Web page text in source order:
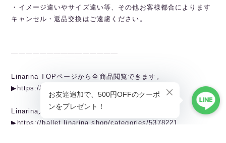
・イメージ違いやサイズ違い等、その他お客様都合によります
キャンセル・返品交換はご遠慮ください。
———————————————
Linarina TOPページから全商品閲覧できます。
▶︎https://ballet.linarina.shop
Linarina人気アイテムはこちら
▶︎https://ballet.linarina.shop/categories/5378221